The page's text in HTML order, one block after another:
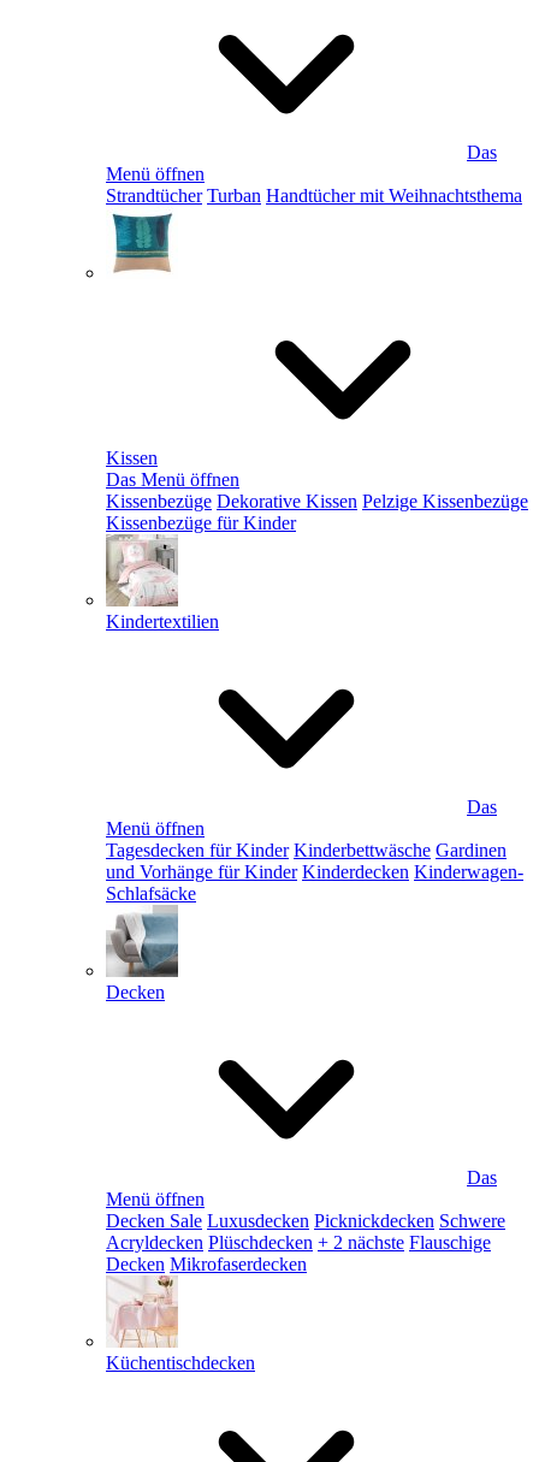
Das
Menü öffnen
Strandtücher Turban Handtücher mit Weihnachtsthema
Kissen
Das Menü öffnen
Kissenbezüge Dekorative Kissen Pelzige Kissenbezüge
Kissenbezüge für Kinder
Kindertextilien
Das
Menü öffnen
Tagesdecken für Kinder Kinderbettwäsche Gardinen
und Vorhänge für Kinder Kinderdecken Kinderwagen-
Schlafsäcke
Decken
Das
Menü öffnen
Decken Sale Luxusdecken Picknickdecken Schwere
Acryldecken Plüschdecken + 2 nächste Flauschige
Decken Mikrofaserdecken
Küchentischdecken